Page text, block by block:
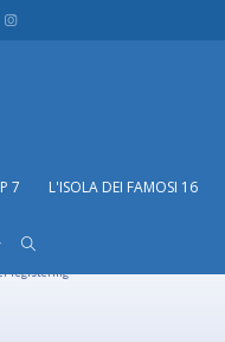
7 L'ISOLA DEI FAMOSI 16
registering